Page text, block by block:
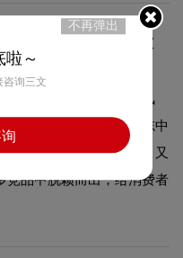
牌logo属于什么设
呈现出轻奢高端的设计风
的适用性，设计师在标志中
行业的一般审美特征，又
竞品中脱颖而出，给消费者
不再弹出
啦～
咨询三文